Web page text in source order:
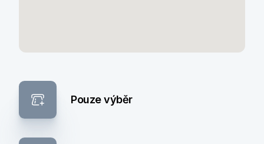
Pouze výběr